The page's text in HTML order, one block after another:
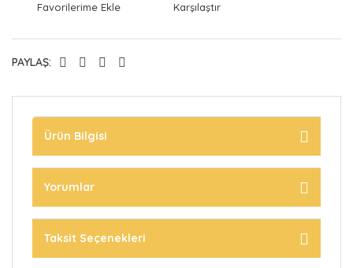
Karşılaştır
PAYLAŞ:
Ürün Bilgisi
Yorumlar
Taksit Seçenekleri